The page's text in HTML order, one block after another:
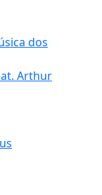
dos
Arthur